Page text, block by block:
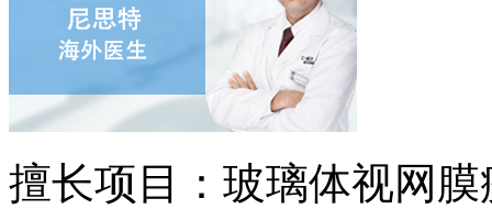
擅长项目： 玻璃体视网